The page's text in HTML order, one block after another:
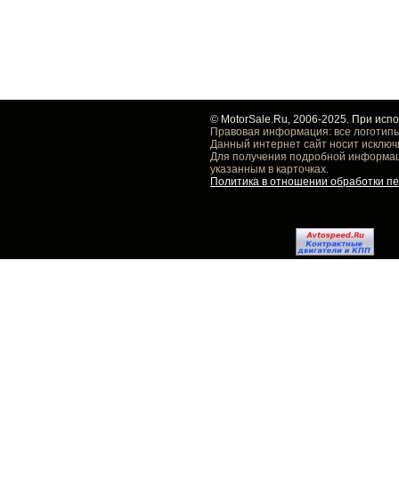
© MotorSale.Ru, 2006-2025. При
Правовая информация: все
Данный интернет сайт носит
Для получения подробной
указанным в карточках.
Политика в отношении обработки